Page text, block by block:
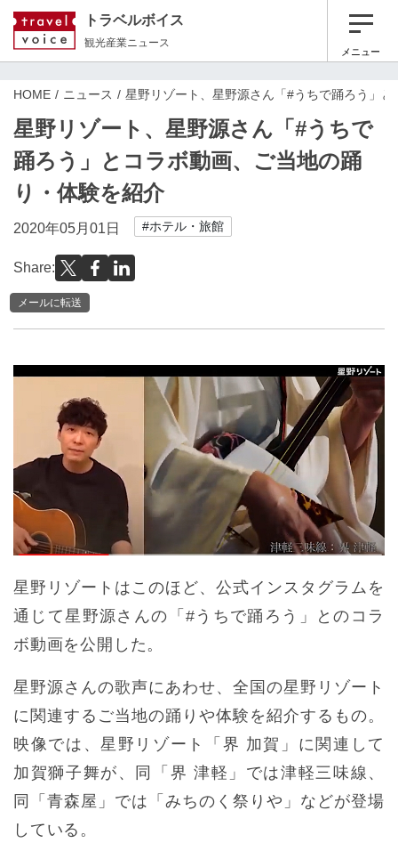
トラベルボイス
観光産業ニュース
メニュー
HOME ニュース 星野リゾート、星野源さん「#うちで踊ろう」
星野リゾート、星野源さん「#うちで
踊ろう」とコラボ動画、ご当地の踊
り・体験を紹介
2020年05月01日 #ホテル・旅館
Share:
メールに転送
星野リゾートはこのほど、公式インスタグラムを
通じて星野源さんの「#うちで踊ろう」とのコラ
ボ動画を公開した。
星野源さんの歌声にあわせ、全国の星野リゾート
に関連するご当地の踊りや体験を紹介するもの。
映像では、星野リゾート「界 加賀」に関連して
加賀獅子舞が、同「界 津軽」では津軽三味線、
同「青森屋」では「みちのく祭りや」などが登場
している。